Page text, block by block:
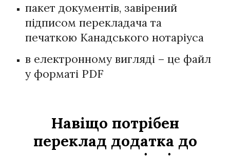
пакет документів, завірений
підписом перекладача та
печаткою Канадського нотаріуса
в електронному вигляді – це файл
у форматі PDF
Навіщо потрібен
переклад додатка до